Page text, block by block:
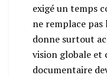
exigé un temps
ne remplace
donne surtout
vision globale et
documentaire